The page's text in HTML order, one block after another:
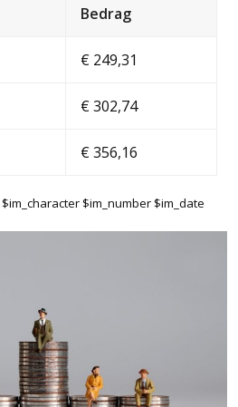
Bedrag
€ 249,31
€ 302,74
€ 356,16
$im_number $im_date